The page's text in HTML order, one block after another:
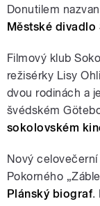
Donutilem
Městské divadlo
Filmový klub
režisérky Lisy
dvou rodinách a
švédském
sokolovském
Nový
Pokorného
Plánský biograf.